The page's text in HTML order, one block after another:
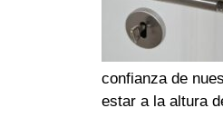
confianza de
estar a la altura